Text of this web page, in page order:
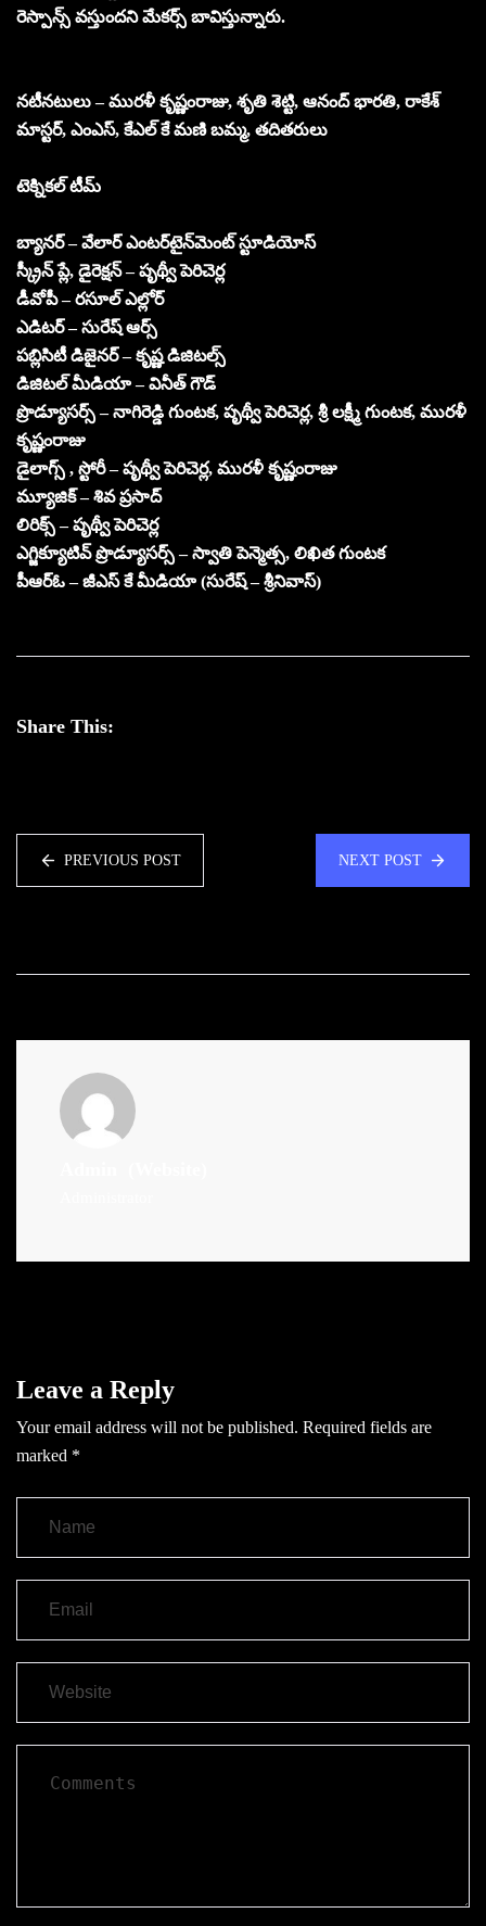
రెస్పాన్స్ వస్తుందని మేకర్స్ బావిస్తున్నారు.
నటీనటులు – మురళీ కృష్ణంరాజు, శృతి శెట్టి, ఆనంద్ భారతి, రాకేశ్
మాస్టర్, ఎంఎస్, కేఎల్ కే మణి బమ్మ, తదితరులు
టెక్నికల్ టీమ్
బ్యానర్ – వేలార్ ఎంటర్‌టైన్‌మెంట్ స్టూడియోస్
స్క్రీన్ ప్లే, డైరెక్షన్ – పృథ్వీ పెరిచెర్ల
డీవోపీ – రసూల్ ఎల్లోర్
ఎడిటర్ – సురేష్ ఆర్స్
పబ్లిసిటీ డిజైనర్ – కృష్ణ డిజిటల్స్
డిజిటల్ మీడియా – వినీత్ గౌడ్
ప్రొడ్యూసర్స్ – నాగిరెడ్డి గుంటక, పృథ్వీ పెరిచెర్ల, శ్రీ లక్ష్మీ గుంటక, మురళీ
కృష్ణంరాజు
డైలాగ్స్ , స్టోరీ – పృథ్వీ పెరిచెర్ల, మురళీ కృష్ణంరాజు
మ్యూజిక్ – శివ ప్రసాద్
లిరిక్స్ – పృథ్వీ పెరిచెర్ల
ఎగ్జిక్యూటివ్ ప్రొడ్యూసర్స్ – స్వాతి పెన్మెత్స, లిఖిత గుంటక
పీఆర్ఓ – జీఎస్ కే మీడియా (సురేష్ – శ్రీనివాస్)
Share This:
PREVIOUS POST NEXT POST
Leave a Reply
Your email address will not be published. Required fields are
marked *